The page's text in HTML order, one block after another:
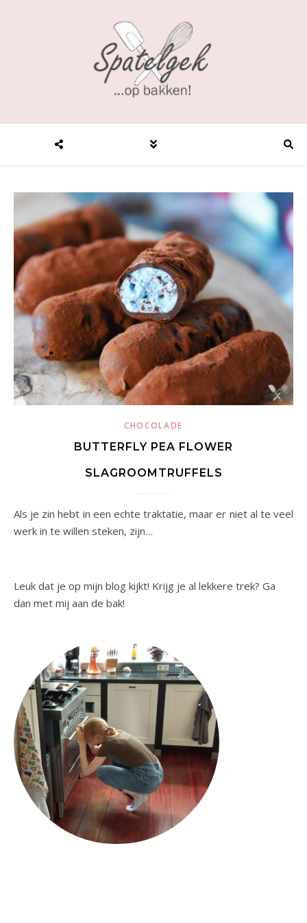
CHOCOLADE
BUTTERFLY PEA FLOWER
SLAGROOMTRUFFELS
Als je zin hebt in een echte traktatie, maar er niet al te veel
werk in te willen steken, zijn…
Leuk dat je op mijn blog kijkt! Krijg je al lekkere trek? Ga
dan met mij aan de bak!